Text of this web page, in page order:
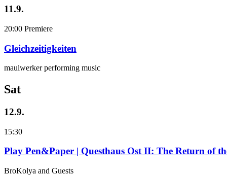
11.9.
20:00 Premiere
Gleichzeitigkeiten
maulwerker performing music
Sat
12.9.
15:30
Play Pen&Paper | Questhaus Ost II: The Return of
BroKolya and Guests